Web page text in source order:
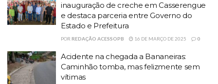
inauguração de creche em Casserengue
e destaca parceria entre Governo do
Estado e Prefeitura
POR REDAÇÃO ACESSOPB 16 DE MARÇO DE 2025 0
Acidente na chegada a Bananeiras:
Caminhão tomba, mas felizmente sem
vítimas